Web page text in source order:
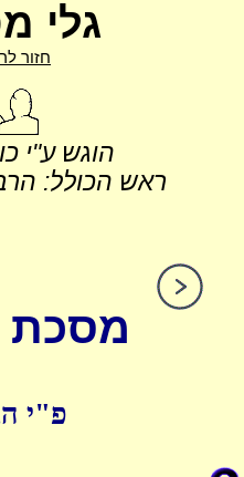
גלי
חזור
הוגש ע"י
ראש הכולל:
מסכת
פ"י